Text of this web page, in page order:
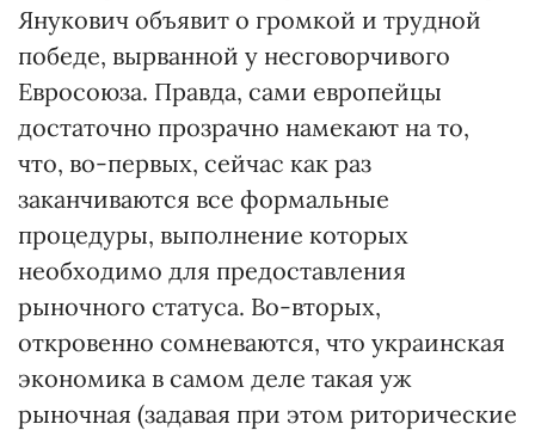
Янукович объявит о громкой и трудной
победе, вырванной у несговорчивого
Евросоюза. Правда, сами европейцы
достаточно прозрачно намекают на то,
что, во-первых, сейчас как раз
заканчиваются все формальные
процедуры, выполнение которых
необходимо для предоставления
рыночного статуса. Во-вторых,
откровенно сомневаются, что украинская
экономика в самом деле такая уж
рыночная (задавая при этом риторические